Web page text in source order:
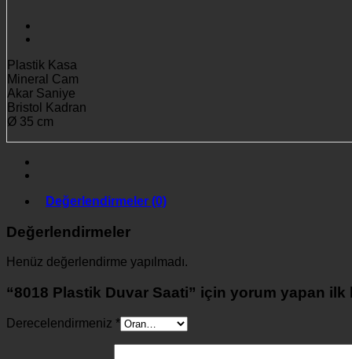
Plastik Kasa
Mineral Cam
Akar Saniye
Bristol Kadran
Ø 35 cm
Değerlendirmeler (0)
Değerlendirmeler
Henüz değerlendirme yapılmadı.
“8018 Plastik Duvar Saati” için yorum yapan ilk
Derecelendirmeniz *